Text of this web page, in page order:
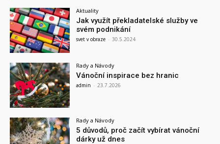
Aktuality
Jak využít překladatelské služby ve
svém podnikání
svet v obraze - 30.5.2024
Rady a Návody
Vánoční inspirace bez hranic
admin - 23.7.2026
Rady a Návody
5 důvodů, proč začít vybírat vánoční
dárky už dnes